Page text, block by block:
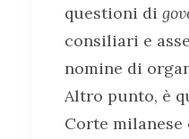
questioni di
consiliari e
nomine di
Altro punto, è
Corte milanese